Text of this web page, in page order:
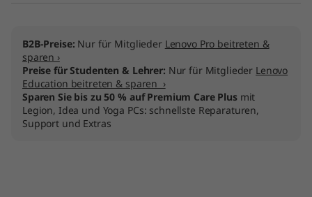
B2B-Preise: Nur für Mitglieder Lenovo Pro beitreten &
sparen ›
Preise für Studenten & Lehrer: Nur für Mitglieder Lenovo
Education beitreten & sparen ›
Sparen Sie bis zu 50 % auf Premium Care Plusmit
Legion, Idea und Yoga PCs: schnellste Reparaturen,
Support und Extras